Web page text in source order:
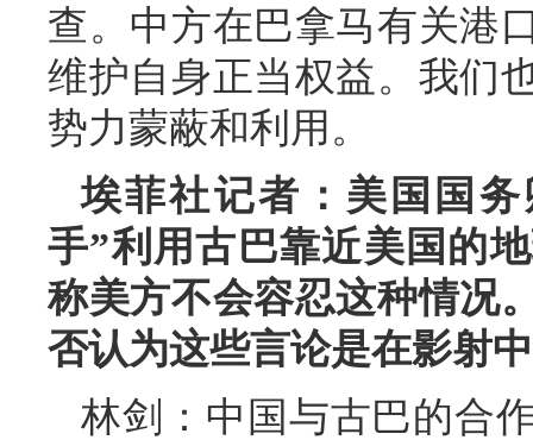
查。中方在巴拿马有关港
维护自身正当权益。我们
势力蒙蔽和利用。
埃菲社记者：美国国
手”利用古巴靠近美国的
称美方不会容忍这种情况
否认为这些言论是在影射
林剑：中国与古巴的合